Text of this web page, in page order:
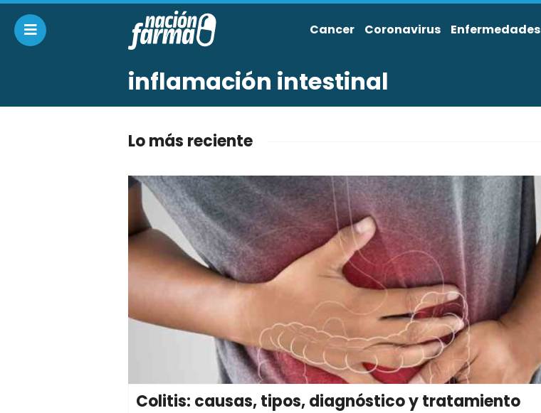
Cancer Coronavirus Enfermedades
inflamación intestinal
Lo más reciente
Colitis: causas, tipos, diagnóstico y tratamiento